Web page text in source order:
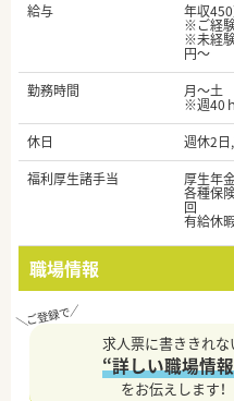
給与
年収
※ご経
※未経
円～
勤務時間
月～土
※週40
休日
週休2
福利厚生諸手当
厚生年
各種保
回
有給休
職場情報
求人票に書ききれな
“詳しい職場情
をお伝えします！